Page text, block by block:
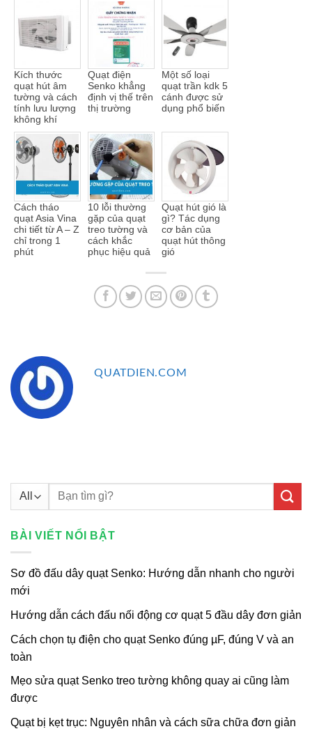
Kích thước
quạt hút âm
tường và cách
tính lưu lượng
không khí
Quạt điện
Senko khẳng
định vị thế trên
thị trường
Một số loại
quạt trần kdk 5
cánh được sử
dụng phổ biến
Cách tháo
quạt Asia Vina
chi tiết từ A – Z
chỉ trong 1
phút
10 lỗi thường
gặp của quạt
treo tường và
cách khắc
phục hiệu quả
Quạt hút gió là
gì? Tác dụng
cơ bản của
quạt hút thông
gió
QUATDIEN.COM
Tìm
BÀI VIẾT NỔI BẬT
Sơ đồ đấu dây quạt Senko: Hướng dẫn nhanh cho người
mới
Hướng dẫn cách đấu nối động cơ quạt 5 đầu dây đơn giản
Cách chọn tụ điện cho quạt Senko đúng µF, đúng V và an
toàn
Mẹo sửa quạt Senko treo tường không quay ai cũng làm
được
Quạt bị kẹt trục: Nguyên nhân và cách sữa chữa đơn giản